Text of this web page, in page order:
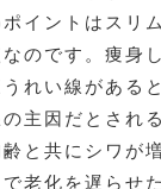
イントはスリ
のです。痩身
れい線がある
主因だとされ
と共にシワが
老化を遅らせ